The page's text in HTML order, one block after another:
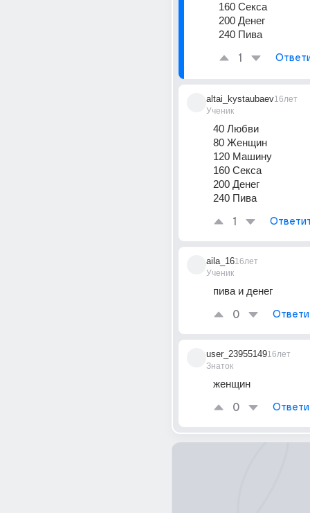
160 Секса
200 Денег
240 Пива
1
altai_kystaubaev
Ученик
16лет
40 Любви
80 Женщин
120 Машину
160 Секса
200 Денег
240 Пива
1
aila_16
Ученик
16лет
пива и денег
0
user_23955149
Знаток
16лет
женщин
0